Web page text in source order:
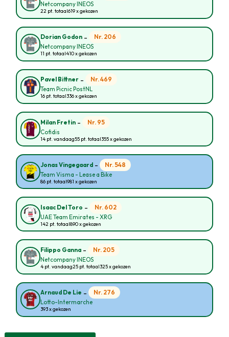
Netcompany INEOS
22 pt. totaal619 x gekozen
Dorian Godon - Nr. 206
Netcompany INEOS
11 pt. totaal410 x gekozen
Pavel Bittner - Nr. 469
Team Picnic PostNL
16 pt. totaal336 x gekozen
Milan Fretin - Nr. 95
Cofidis
14 pt. vandaag55 pt. totaal355 x gekozen
Jonas Vingegaard - Nr. 548
Team Visma - Lease a Bike
86 pt. totaal981 x gekozen
Isaac Del Toro - Nr. 602
UAE Team Emirates - XRG
142 pt. totaal890 x gekozen
Filippo Ganna - Nr. 205
Netcompany INEOS
4 pt. vandaag25 pt. totaal325 x gekozen
Arnaud De Lie - Nr. 276
Lotto-Intermarche
393 x gekozen